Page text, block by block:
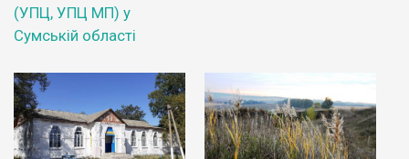
(УПЦ, УПЦ МП) у
Сумській області